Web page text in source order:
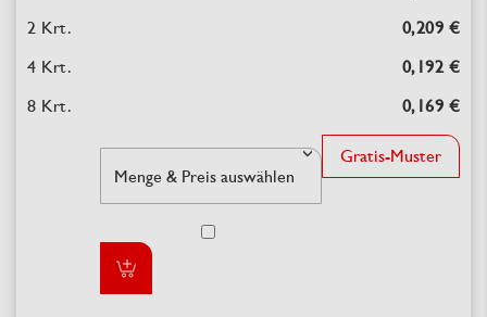
0,209 €
0,192 €
0,169 €
Gratis-Muster